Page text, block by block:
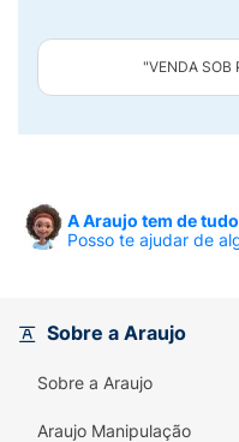
"VENDA SOB
A Araujo tem de
Posso te ajudar de
Sobre a Araujo
Sobre a Araujo
Araujo Manipulação